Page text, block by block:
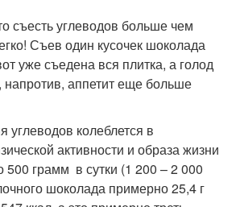
съесть углеводов больше чем
Съев один кусочек шоколада
уже съедена вся плитка, а голод
напротив, аппетит еще больше
углеводов колеблется в
активности и образа жизни
500 грамм в сутки (1 200 – 2 000
шоколада примерно 25,4 г